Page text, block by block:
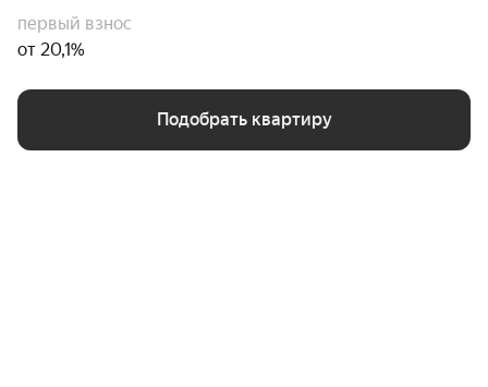
первый взнос
от 20,1%
Подобрать квартиру